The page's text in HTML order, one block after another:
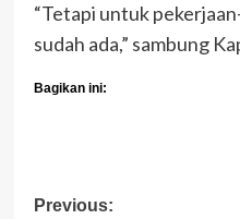
“Tetapi untuk
sudah ada,” sambung
Bagikan ini:
Post
Previous: